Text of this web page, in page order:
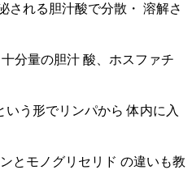
される胆汁酸で分散・ 溶解さ
分量の胆汁 酸、ホスファチ
う形でリンパから 体内に入
とモノグリセリド の違いも教